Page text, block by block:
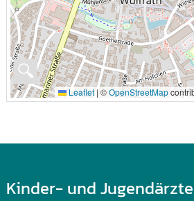
🔍
Leaflet | ©OpenStreetMap
Kinder- und